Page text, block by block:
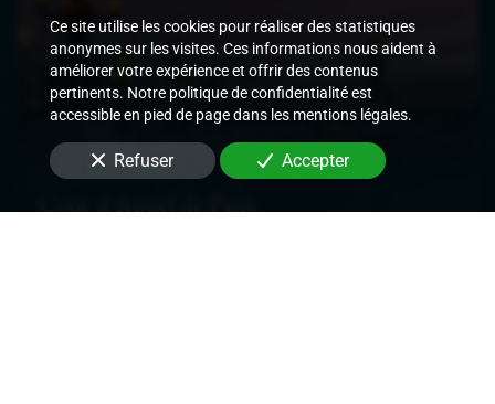
Ce site utilise les cookies pour réaliser des statistiques
anonymes sur les visites. Ces informations nous aident à
améliorer votre expérience et offrir des contenus
pertinents. Notre politique de confidentialité est
accessible en pied de page dans les mentions légales.
Refuser Accepter